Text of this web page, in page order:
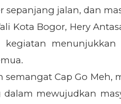
sepanjang jalan, dan
Kota Bogor, Hery
kegiatan
semangat Cap Go Meh,
mewujudkan